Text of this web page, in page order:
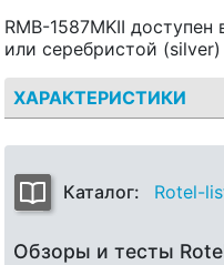
RMB-1587MKII
или серебристой (silver)
ХАРАКТЕРИСТИКИ
Каталог: Rotel-
Обзоры и тесты